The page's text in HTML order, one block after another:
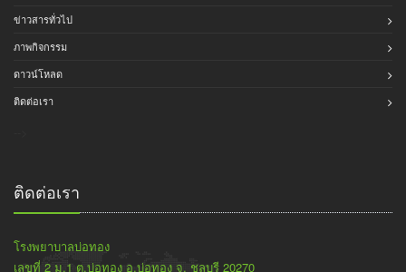
ข่าวสารทั่วไป
ภาพกิจกรรม
ดาวน์โหลด
ติดต่อเรา
ติดต่อเรา
โรงพยาบาลบ่อทอง
เลขที่ 2 ม.1 ต.บ่อทอง อ.บ่อทอง จ. ชลบุรี 20270